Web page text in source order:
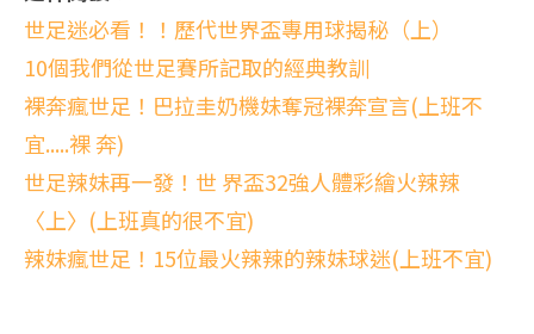
世足迷必看！！歷代世界盃專用球揭秘（上）
10個我們從世足賽所記取的經典教訓
裸奔瘋世足！巴拉圭奶機妹奪冠裸奔宣言(上班不
宜.....裸 奔)
世足辣妹再一發！世 界盃32強人體彩繪火辣辣
〈上〉(上班真的很不宜)
辣妹瘋世足！15位最火辣辣的辣妹球迷(上班不宜)